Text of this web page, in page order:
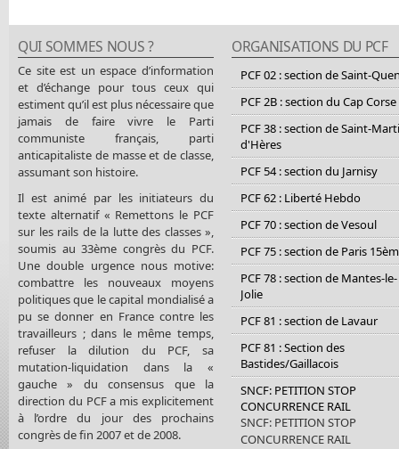
QUI SOMMES NOUS ?
Ce site est un espace d’information
et d’échange pour tous ceux qui
estiment qu’il est plus nécessaire que
jamais de faire vivre le Parti
communiste français, parti
anticapitaliste de masse et de classe,
assumant son histoire.
Il est animé par les initiateurs du
texte alternatif « Remettons le PCF
sur les rails de la lutte des classes »,
soumis au 33ème congrès du PCF.
Une double urgence nous motive:
combattre les nouveaux moyens
politiques que le capital mondialisé a
pu se donner en France contre les
travailleurs ; dans le même temps,
refuser la dilution du PCF, sa
mutation-liquidation dans la «
gauche » du consensus que la
direction du PCF a mis explicitement
à l’ordre du jour des prochains
congrès de fin 2007 et de 2008.
ORGANISATIONS DU PCF
PCF 02 : section de Saint-
PCF 2B : section du Cap Corse
PCF 38 : section de Saint-
d'Hères
PCF 54 : section du Jarnisy
PCF 62 : Liberté Hebdo
PCF 70 : section de Vesoul
PCF 75 : section de Paris
PCF 78 : section de Mantes-le-
Jolie
PCF 81 : section de Lavaur
PCF 81 : Section des
Bastides/Gaillacois
SNCF: PETITION STOP
CONCURRENCE RAIL
SNCF: PETITION STOP
CONCURRENCE RAIL